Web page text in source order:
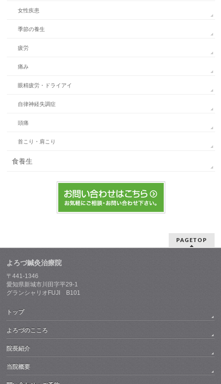
女性疾患
季節の養生
疲労
痛み
眼精疲労・ドライアイ
自律神経失調症
頭痛
首こり・肩こり
食養生
PAGETOP
よろづ鍼灸治療院
〒441-1346
愛知県新城市川田字平29-1
グランシャリオFUJI B101
トップ
よろづのこころ
院長紹介
当院概要